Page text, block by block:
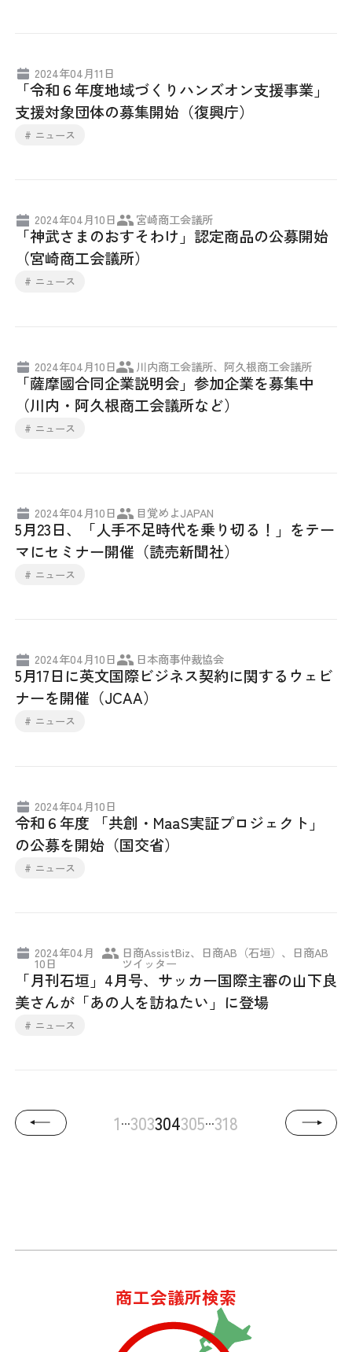
2024年04月11日
「令和６年度地域づくりハンズオン支援事業」
支援対象団体の募集開始（復興庁）
# ニュース
2024年04月10日 宮崎商工会議所
「神武さまのおすそわけ」認定商品の公募開始
（宮崎商工会議所）
# ニュース
2024年04月10日 川内商工会議所、阿久根商工会議所
「薩摩國合同企業説明会」参加企業を募集中
（川内・阿久根商工会議所など）
# ニュース
2024年04月10日 目覚めよJAPAN
5月23日、「人手不足時代を乗り切る！」をテー
マにセミナー開催（読売新聞社）
# ニュース
2024年04月10日 日本商事仲裁協会
5月17日に英文国際ビジネス契約に関するウェビ
ナーを開催（JCAA）
# ニュース
2024年04月10日
令和６年度 「共創・MaaS実証プロジェクト」
の公募を開始（国交省）
# ニュース
2024年04月
10日
日商AssistBiz、日商AB（石垣）、日商AB
ツイッター
「月刊石垣」4月号、サッカー国際主審の山下良
美さんが「あの人を訪ねたい」に登場
# ニュース
1...303304305...318
商工会議所検索